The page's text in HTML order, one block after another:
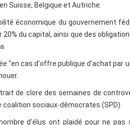
Suisse, Belgique et Autriche.
économique du gouvernement
20% du capital, ainsi que des
"en cas d'offre publique d'achat par
de clore des semaines de
sociaux-démocrates (SPD).
d'élus ont plaidé pour ne